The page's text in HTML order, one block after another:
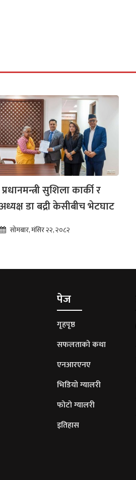
प्रधानमन्त्री सुशिला कार्की र
अध्यक्ष डा बद्री केसीबीच भेटघाट
सोमबार, मंसिर २२, २०८२
पेज
गृहपृष्ठ
सफलताको कथा
एनआरएनए
भिडियो ग्यालरी
फोटो ग्यालरी
इतिहास